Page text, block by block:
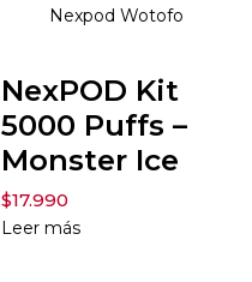
Nexpod Wotofo
NexPOD Kit
5000 Puffs –
Monster Ice
$17.990
Leer más